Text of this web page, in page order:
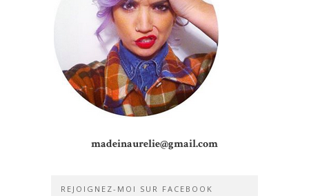
madeinaurelie@gmail.com
REJOIGNEZ-MOI SUR FACEBOOK